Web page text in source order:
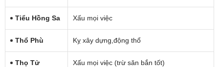
Tiểu Hồng Sa Xấu mọi việc
Thổ Phù Kỵ xây dựng,động thổ
Thọ Tử Xấu mọi việc (trừ săn bắn tốt)